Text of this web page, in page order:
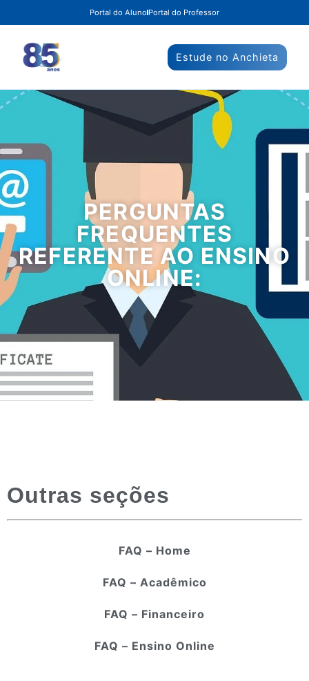
Portal do Aluno Portal do Professor
Estude no Anchieta
PERGUNTAS
FREQUENTES
REFERENTE AO ENSINO
ONLINE:
Outras seções
FAQ – Home
FAQ – Acadêmico
FAQ – Financeiro
FAQ – Ensino Online